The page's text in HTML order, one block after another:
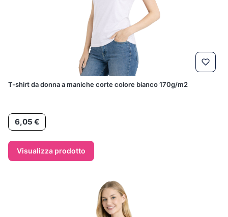
T-shirt da donna a maniche corte colore bianco 170g/m2
Prezzo
6,05 €
Visualizza prodotto